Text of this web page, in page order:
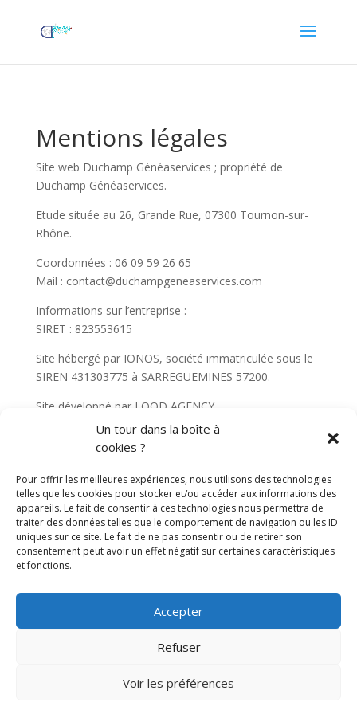
Un tour dans la boîte à
cookies ?
Pour offrir les meilleures expériences, nous utilisons des technologies
telles que les cookies pour stocker et/ou accéder aux informations des
appareils. Le fait de consentir à ces technologies nous permettra de
traiter des données telles que le comportement de navigation ou les ID
uniques sur ce site. Le fait de ne pas consentir ou de retirer son
consentement peut avoir un effet négatif sur certaines caractéristiques
et fonctions.
Accepter
Refuser
Voir les préférences
Mentions légales
Site web Duchamp Généaservices ; propriété de
Duchamp Généaservices.
Etude située au 26, Grande Rue, 07300 Tournon-sur-
Rhône.
Coordonnées : 06 09 59 26 65
Mail : contact@duchampgeneaservices.com
Informations sur l’entreprise :
SIRET : 823553615
Site hébergé par IONOS, société immatriculée sous le
SIREN 431303775 à SARREGUEMINES 57200.
Site développé par LOOD AGENCY.
Duchamp Généaservices – Tous droits réservés